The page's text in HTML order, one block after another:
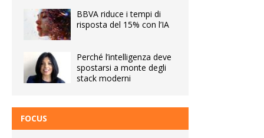
BBVA riduce i tempi di
risposta del 15% con l’IA
Perché l’intelligenza deve
spostarsi a monte degli
stack moderni
FOCUS